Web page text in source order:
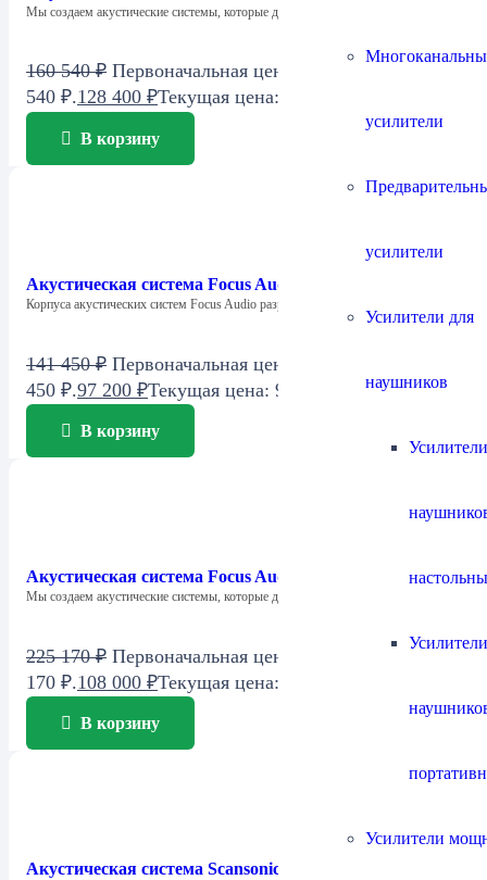
усилители
усилители
Усилители для
наушников
Усилители
Мы создаем акустические системы, которые дарят…
160 540₽ Первоначальная цена составляла 160
540 ₽.128 400 ₽Текущая цена: 128 400 ₽.
В корзину
Акустическая система Focus Audio FSC 1 SE Center
Корпуса акустических систем Focus Audio разработаны…
141 450₽ Первоначальная цена составляла 141
450 ₽.97 200 ₽Текущая цена: 97 200 ₽.
В корзину
Акустическая система Focus Audio Model FC6 SE
Мы создаем акустические системы, которые дарят…
225 170₽ Первоначальная цена составляла 225
170 ₽.108 000 ₽Текущая цена: 108 000 ₽.
В корзину
Акустическая система Scansonic M6